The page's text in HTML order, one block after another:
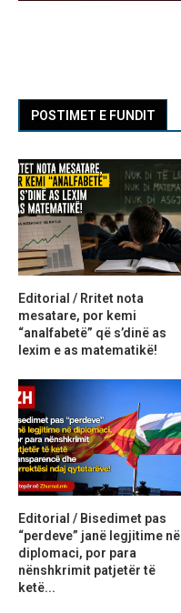
POSTIMET E FUNDIT
Editorial / Rritet nota
mesatare, por kemi
“analfabetë” që s’dinë as
lexim e as matematikë!
Editorial / Bisedimet pas
“perdeve” janë legjitime në
diplomaci, por para
nënshkrimit patjetër të
ketë...